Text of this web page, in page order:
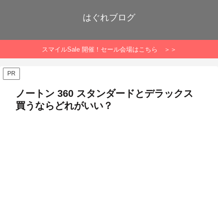
はぐれブログ
スマイルSale 開催！セール会場はこちら ＞＞
PR
ノートン 360 スタンダードとデラックス
買うならどれがいい？